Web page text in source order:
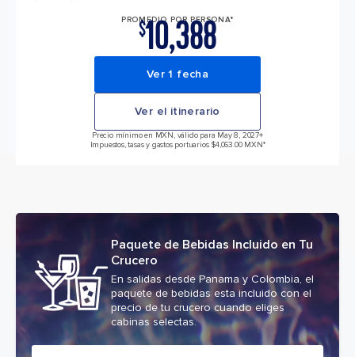
PROMEDIO POR PERSONA*
$10,388
Ver 1 fecha
Ver el itinerario
Precio mínimo en MXN, válido para May 8, 2027+
Impuestos, tasas y gastos portuarios $4,063.00 MXN*
Paquete de Bebidas Incluido en Tu
Crucero
En salidas desde Panama y Colombia, el
paquete de bebidas esta incluido con el
precio de tu crucero cuando eliges
cabinas selectas.